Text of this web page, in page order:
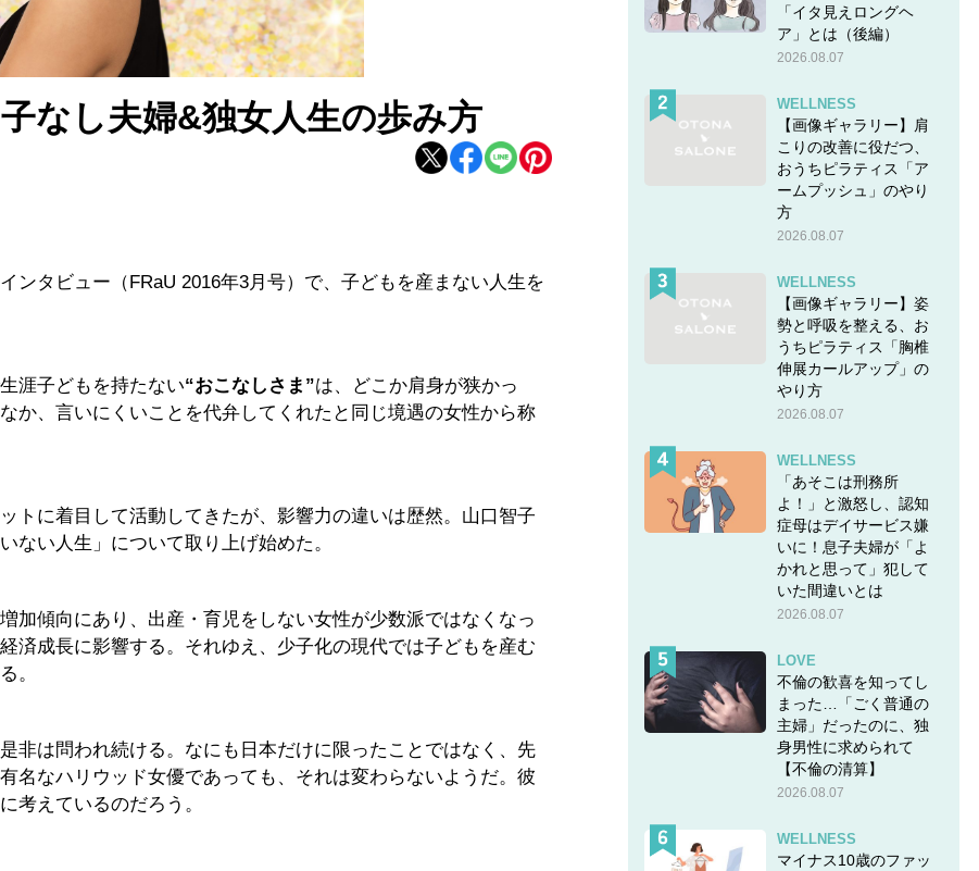
なし夫婦&独女人生の歩み方
ンタビュー（FRaU 2016年3月号）で、子どもを産まない人生を
涯子どもを持たない“おこなしさま”は、どこか肩身が狭かっ
か、言いにくいことを代弁してくれたと同じ境遇の女性から称
トに着目して活動してきたが、影響力の違いは歴然。山口智子
ない人生」について取り上げ始めた。
加傾向にあり、出産・育児をしない女性が少数派ではなくなっ
済成長に影響する。それゆえ、少子化の現代では子どもを産む
。
非は問われ続ける。なにも日本だけに限ったことではなく、先
名なハリウッド女優であっても、それは変わらないようだ。彼
考えているのだろう。
「イタ見えロングヘ
ア」とは（後編）
2026.08.07
WELLNESS
【画像ギャラリー】肩
こりの改善に役だつ、
おうちピラティス「ア
ームプッシュ」のやり
方
2026.08.07
WELLNESS
【画像ギャラリー】姿
勢と呼吸を整える、お
うちピラティス「胸椎
伸展カールアップ」の
やり方
2026.08.07
WELLNESS
「あそこは刑務所
よ！」と激怒し、認知
症母はデイサービス嫌
いに！息子夫婦が「よ
かれと思って」犯して
いた間違いとは
2026.08.07
LOVE
不倫の歓喜を知ってし
まった…「ごく普通の
主婦」だったのに、独
身男性に求められて
【不倫の清算】
2026.08.07
WELLNESS
マイナス10歳のファッ